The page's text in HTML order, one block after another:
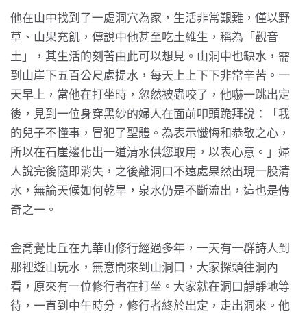
他在山中找到了一處洞穴為家，生活非常艱難，僅以野
草、山果充飢，傳說中他甚至吃土維生，稱為「觀音
土」，其生活的刻苦由此可以想見。山洞中也缺水，需
到山崖下五百公尺處提水，每天上上下下非常辛苦。一
天早上，當他在打坐時，忽然被蟲咬了，他嚇一跳出定
後，見到一位身穿黑紗的婦人在面前叩頭跪拜說：「我
的兒子不懂事，冒犯了聖體。為表示懺悔和恭敬之心，
所以在石崖邊化出一道清水供您取用，以表心意。」婦
人說完後隨即消失，之後離洞口不遠處果然出現一股清
水，無論天候如何乾旱，泉水仍是不斷流出，這也是傳
奇之一。
金喬覺比丘在九華山修行經過多年，一天有一群詩人到
那裡遊山玩水，無意間來到山洞口，大家探頭往洞內
看，原來有一位修行者在打坐。大家就在洞口靜靜地等
待，一直到中午時分，修行者終於出定，走出洞來。他